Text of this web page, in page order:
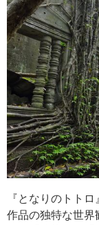
『となりのトト
作品の独特な世界